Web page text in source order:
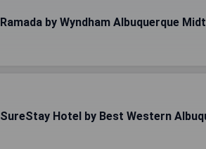
Ramada by Wyndham Albuquerque
SureStay Hotel by Best Western